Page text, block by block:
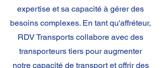
expertise et sa capacité à gérer des
besoins complexes. En tant qu'affréteur,
RDV Transports collabore avec des
transporteurs tiers pour augmenter
notre capacité de transport et offrir des